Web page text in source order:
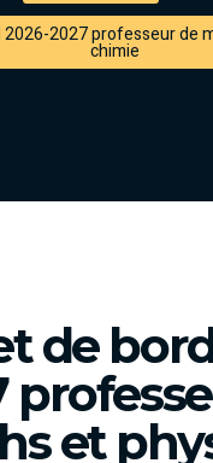
2026-2027 professeur de
chimie
de
et